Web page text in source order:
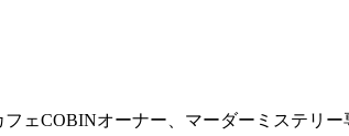
ェCOBINオーナー、マーダーミステリー